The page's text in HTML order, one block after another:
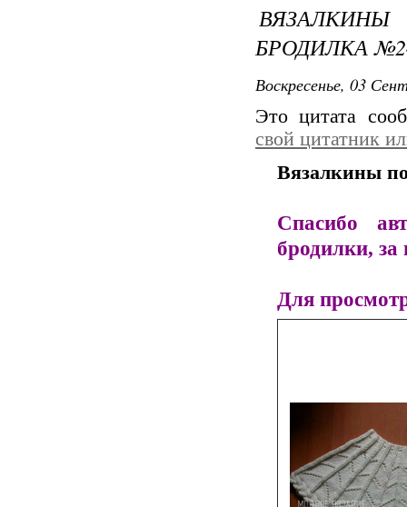
БРОДИЛКА
Воскресенье, 03
Это цитата
свой цитатник
Вязалкины
Спасибо
бродилки, за
Для